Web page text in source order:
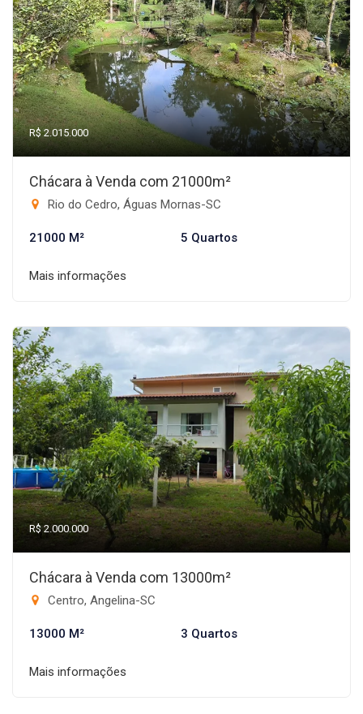
R$ 2.015.000
Chácara à Venda com 21000m²
Rio do Cedro, Águas Mornas-SC
21000 M² 5 Quartos
Mais informações
R$ 2.000.000
Chácara à Venda com 13000m²
Centro, Angelina-SC
13000 M² 3 Quartos
Mais informações